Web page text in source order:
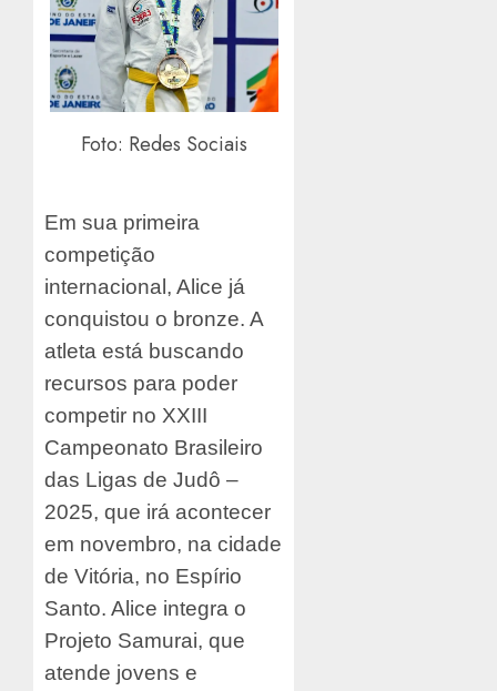
Foto: Redes Sociais
Em sua primeira
competição
internacional, Alice já
conquistou o bronze. A
atleta está buscando
recursos para poder
competir no XXIII
Campeonato Brasileiro
das Ligas de Judô –
2025, que irá acontecer
em novembro, na cidade
de Vitória, no Espírio
Santo. Alice integra o
Projeto Samurai, que
atende jovens e